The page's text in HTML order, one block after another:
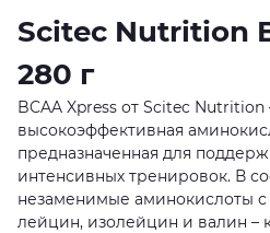
Scitec Nutrition
280 г
BCAA Xpress от Scitec
высокоэффективная
предназначенная для
интенсивных тренировок. В
незаменимые аминокислоты
лейцин, изолейцин и валин –